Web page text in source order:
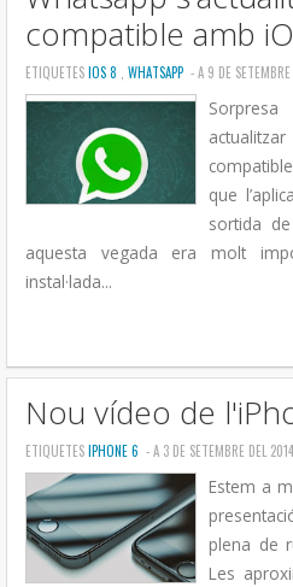
compatible amb
ETIQUETESIOS 8 , WHATSAPP - A 9 DE
que
sortida
aquesta vegada era molt
instal·lada...
Nou vídeo de
ETIQUETESIPHONE 6 - A 3 DE SETEMBRE DEL
Estem a
plena de
Les